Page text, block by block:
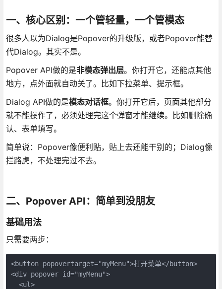
一、核心区别：一个管轻量，一个管模态
很多人以为Dialog是Popover的升级版，或者Popover能替
代Dialog。其实不是。
Popover API做的是非模态弹出层。你打开它，还能点其他
地方，点外面就自动关了。比如下拉菜单、提示框。
Dialog API做的是模态对话框。你打开它后，页面其他部分
就不能操作了，必须处理完这个弹窗才能继续。比如删除确
认、表单填写。
简单说：Popover像便利贴，贴上去还能干别的；Dialog像
拦路虎，不处理完过不去。
二、Popover API：简单到没朋友
基础用法
只需要两步：
<button popovertarget="myMenu">打开菜单</button>
<div popover id="myMenu">
  <ul>